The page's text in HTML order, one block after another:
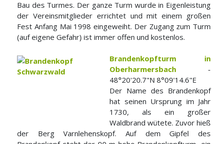
Bau des Turmes. Der ganze Turm wurde in Eigenleistung
der Vereinsmitglieder errichtet und mit einem großen
Fest Anfang Mai 1998 eingeweiht. Der Zugang zum Turm
(auf eigene Gefahr) ist immer offen und kostenlos.
Brandenkopfturm in
Oberharmersbach -
48°20'20.7"N 8°09'14.6"E
Der Name des Brandenkopf
hat seinen Ursprung im Jahr
1730, als ein großer
Waldbrand wütete. Zuvor hieß
der Berg Varnlehenskopf. Auf dem Gipfel des